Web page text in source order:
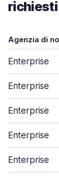
richiesti
Agenzia di
Enterprise
Enterprise
Enterprise
Enterprise
Enterprise